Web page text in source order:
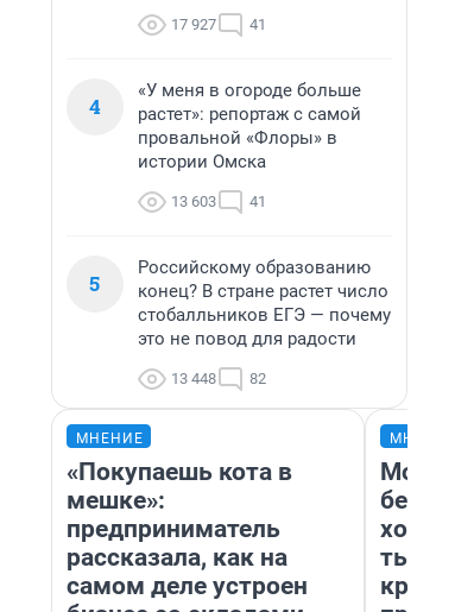
17 927 41
4
«У меня в огороде больше
растет»: репортаж с самой
провальной «Флоры» в
истории Омска
13 603 41
5
Российскому образованию
конец? В стране растет число
стобалльников ЕГЭ — почему
это не повод для радости
13 448 82
МНЕНИЕ
«Покупаешь кота в
мешке»:
предприниматель
рассказала, как на
самом деле устроен
Мой